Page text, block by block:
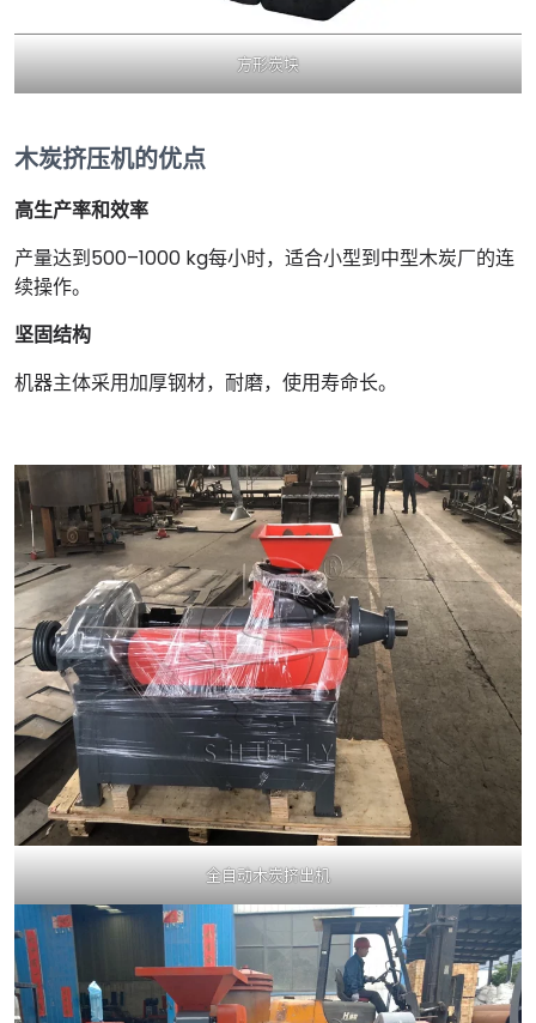
方形炭块
木炭挤压机的优点
高生产率和效率
产量达到500–1000 kg每小时，适合小型到中型木炭厂的连
续操作。
坚固结构
机器主体采用加厚钢材，耐磨，使用寿命长。
全自动木炭挤出机